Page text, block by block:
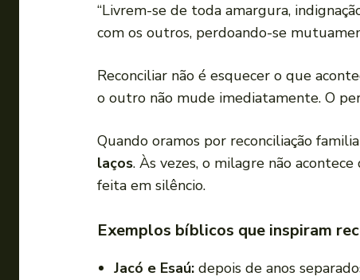
“Livrem-se de toda amargura,
com os outros, perdoando-se
Reconciliar não é esquecer o que
o outro não mude imediatamente. O
Quando oramos por reconciliação
laços. Às vezes, o milagre não
feita em silêncio.
Exemplos bíblicos que inspiram
Jacó e Esaú: depois de anos